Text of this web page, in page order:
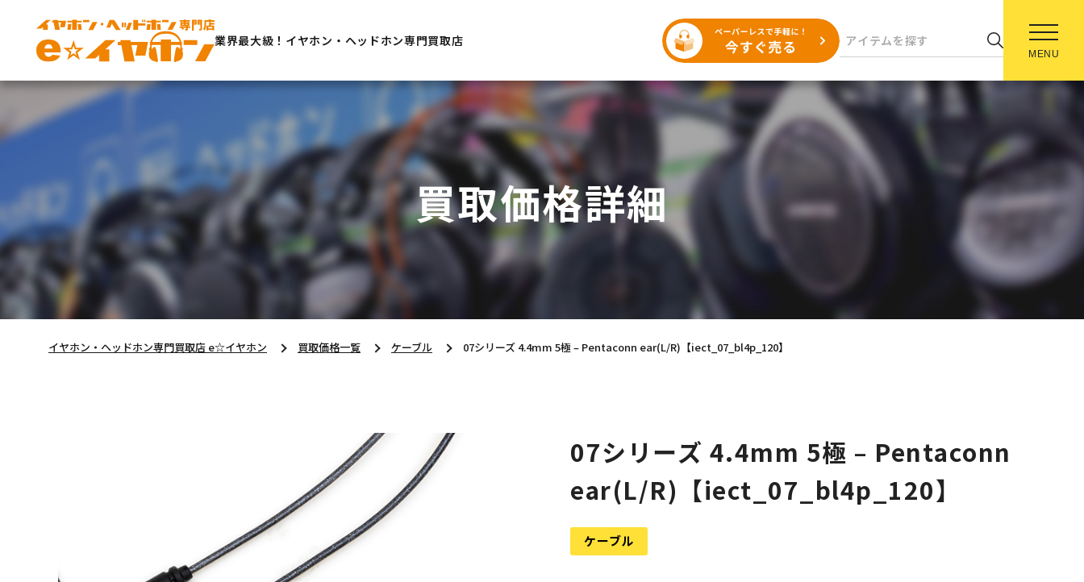
業界最大級！イヤホン・ヘッドホン専門買取店
MENU
買取価格詳細
イヤホン・ヘッドホン専門買取店 e☆イヤホン 買取価格一覧 ケーブル 07シリーズ 4.4mm 5極 – Pentaconn ear(L/R)【iect_07_bl4p_120】
07シリーズ 4.4mm 5極 – Pentaconn
ear(L/R)【iect_07_bl4p_120】
ケーブル